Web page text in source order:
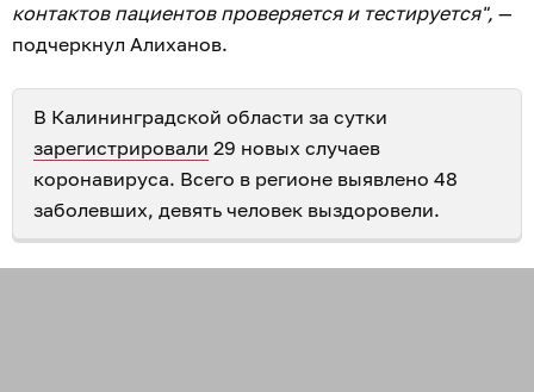
контактов пациентов проверяется и тестируется", —
подчеркнул Алиханов.
В Калининградской области за сутки
зарегистрировали 29 новых случаев
коронавируса. Всего в регионе выявлено 48
заболевших, девять человек выздоровели.